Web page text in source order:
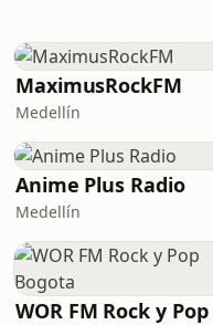
MaximusRockFM
Medellín
Anime Plus Radio
Medellín